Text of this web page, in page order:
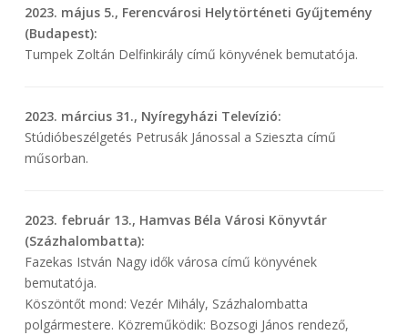
2023. május 5., Ferencvárosi Helytörténeti Gyűjtemény
(Budapest):
Tumpek Zoltán Delfinkirály című könyvének bemutatója.
2023. március 31., Nyíregyházi Televízió:
Stúdióbeszélgetés Petrusák Jánossal a Szieszta című
műsorban.
2023. február 13., Hamvas Béla Városi Könyvtár
(Százhalombatta):
Fazekas István Nagy idők városa című könyvének
bemutatója.
Köszöntőt mond: Vezér Mihály, Százhalombatta
polgármestere. Közreműködik: Bozsogi János rendező,